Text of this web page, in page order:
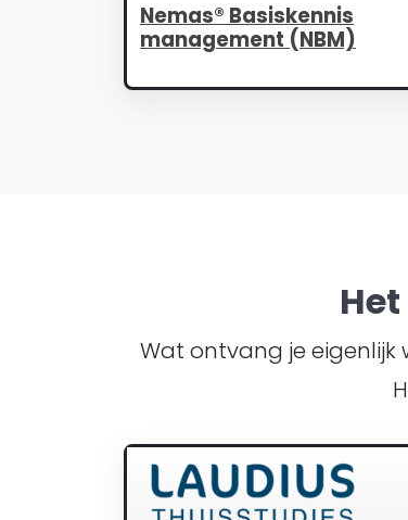
Nemas® Basiskennis
management (NBM)
Wat ontvang je eigenlijk